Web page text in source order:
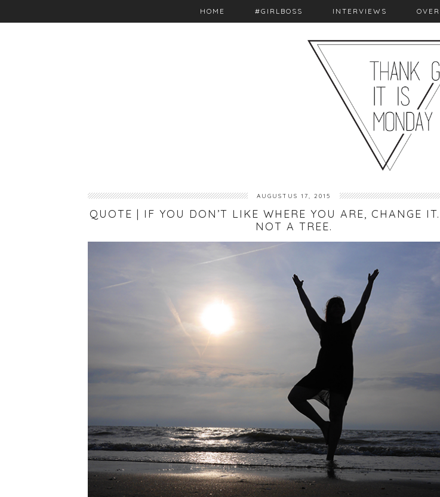
HOME #GIRLBOSS INTERVIEWS
AUGUSTUS 17, 2015
QUOTE | IF YOU DON’T LIKE WHERE YOU ARE, CHANGE
NOT A TREE.